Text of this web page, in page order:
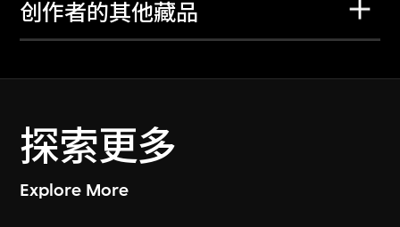
创作者的其他藏品
探索更多
Explore More